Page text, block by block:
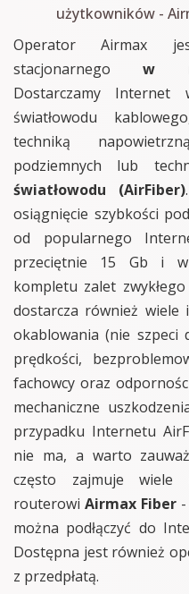
użytkowników -
Operator Airmax
stacjonarnegow
Dostarczamy Internet
światłowodu
techniką
podziemnych lub
światłowodu (AirFiber)
osiągnięcie szybkości
od popularnego
przeciętnie 15 Gb i
kompletu zalet
dostarcza również
okablowania (nie szpeci
prędkości,
fachowcy oraz
mechaniczne
przypadku Internetu
nie ma, a warto
często zajmuje wiele
routerowi Airmax Fiber-
można podłączyć do
Dostępna jest również
z przedpłatą.